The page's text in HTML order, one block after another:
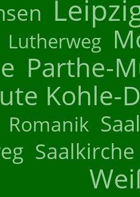
Lutherweg
Parthe-
Kohle-
Romanik
Saalkirche